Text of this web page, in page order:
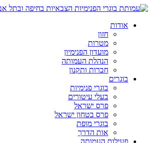
אודות
חזון
מטרות
מועדון הפנימיון
הנהלת העמותה
חברות ותקנון
בוגרים
בוגרי פנימיות
בעלי עיטורים
פרס ישראל
פרס בטחון ישראל
בוגרי מופת
אות הדרך
פעילות העמותה